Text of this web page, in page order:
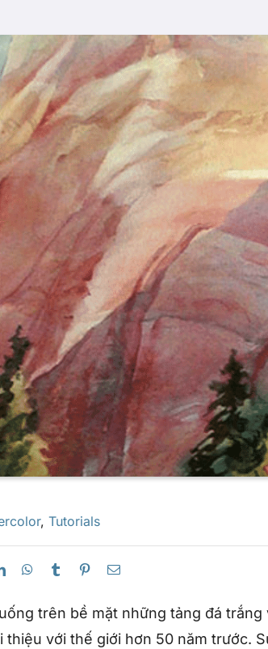
,Tutorials
trên bề mặt những tảng đá trắng
thiệu với thế giới hơn 50 năm trước.